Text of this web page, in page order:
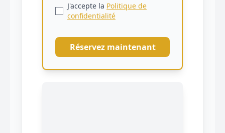
J'accepte la Politique de
confidentialité
Réservez maintenant